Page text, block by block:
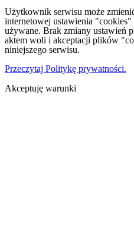
Użytkownik serwisu może
internetowej ustawienia
używane. Brak zmiany ustawień
aktem woli i akceptacji plików
niniejszego serwisu.
Przeczytaj Politykę prywatności.
Akceptuję warunki